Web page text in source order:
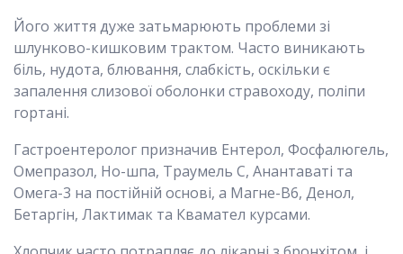
Його життя дуже затьмарюють проблеми зі
шлунково-кишковим трактом. Часто виникають
біль, нудота, блювання, слабкість, оскільки є
запалення слизової оболонки стравоходу, поліпи
гортані.
Гастроентеролог призначив Ентерол, Фосфалюгель,
Омепразол, Но-шпа, Траумель С, Анантаваті та
Омега-3 на постійній основі, а Магне-В6, Денол,
Бетаргін, Лактимак та Квамател курсами.